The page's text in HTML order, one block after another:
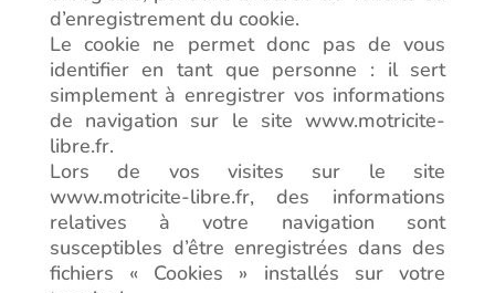
d’enregistrement du cookie.
Le cookie ne permet donc pas de vous
identifier en tant que personne : il sert
simplement à enregistrer vos informations
de navigation sur le site www.motricite-
libre.fr.
Lors de vos visites sur le site
www.motricite-libre.fr, des informations
relatives à votre navigation sont
susceptibles d’être enregistrées dans des
fichiers « Cookies » installés sur votre